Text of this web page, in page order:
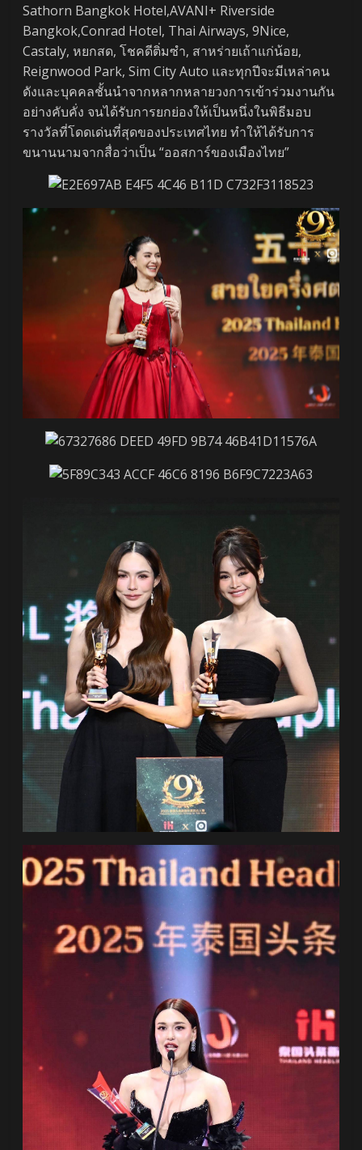
Sathorn Bangkok Hotel,AVANI+ Riverside
Bangkok,Conrad Hotel, Thai Airways, 9Nice,
Castaly, หยกสด, โชคดีติ่มซำ, สาหร่ายเถ้าแก่น้อย,
Reignwood Park, Sim City Auto และทุกปีจะมีเหล่าคน
ดังและบุคคลชั้นนำจากหลากหลายวงการเข้าร่วมงานกัน
อย่างคับคั่ง จนได้รับการยกย่องให้เป็นหนึ่งในพิธีมอบ
รางวัลที่โดดเด่นที่สุดของประเทศไทย ทำให้ได้รับการ
ขนานนามจากสื่อว่าเป็น “ออสการ์ของเมืองไทย”